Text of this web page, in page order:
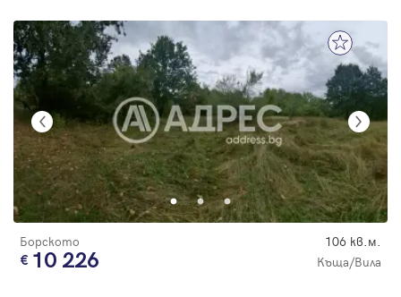
Борското 106 кв.м.
10 226 Къща/Вила